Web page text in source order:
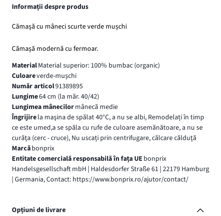
Informații despre produs
Cămașă cu mâneci scurte verde mușchi
Cămașă modernă cu fermoar.
MaterialMaterial superior: 100% bumbac (organic)
Culoareverde-mușchi
Număr articol91389895
Lungime64 cm (la măr. 40/42)
Lungimea mânecilormânecă medie
Îngrijirela maşina de spălat 40°C, a nu se albi, Remodelați în timp
ce este umed,a se spăla cu rufe de culoare asemănătoare, a nu se
curăţa (cerc - cruce), Nu uscați prin centrifugare, călcare călduţă
Marcăbonprix
Entitate comercială responsabilă în fața UE bonprix
Handelsgesellschaft mbH | Haldesdorfer Straße 61 | 22179 Hamburg
| Germania, Contact: https://www.bonprix.ro/ajutor/contact/
Opțiuni de livrare